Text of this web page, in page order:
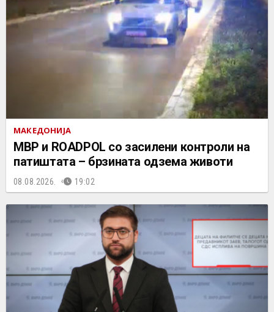
МАКЕДОНИЈА
МВР и ROADPOL со засилени контроли на
патиштата – брзината одзема животи
08.08.2026. 19:02